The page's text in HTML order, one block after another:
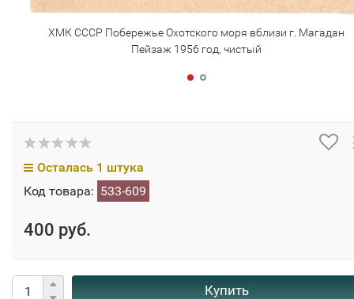
ХМК СССР Побережье Охотского моря вблизи г. Магадан
Пейзаж 1956 год, чистый
Осталась 1 штука
Код товара: 533-609
400 руб.
Купить